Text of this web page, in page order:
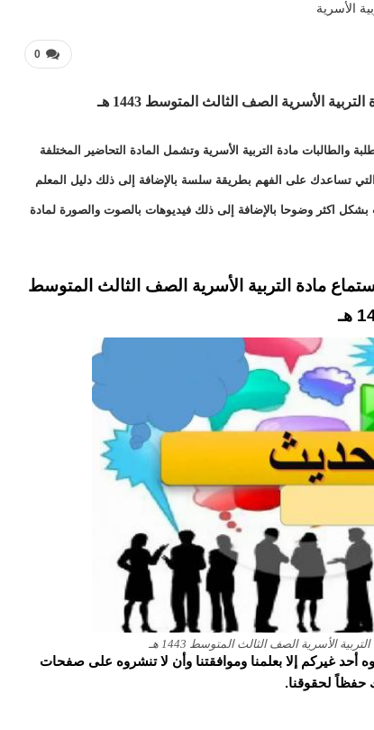
الأسرية
0
التربية الأسرية الصف الثالث المتوسط 1443 هـ
والطالبات مادة التربية الأسرية وتشمل المادة التحاضير المختلفة
التي تساعدك على الفهم بطريقة سلسة بالإضافة إلى ذلك دليل المعلم
اكثر وضوحا بالإضافة إلى ذلك فيديوهات بالصوت والصورة لمادة
مادة التربية الأسرية الصف الثالث المتوسط
هـ
الأسرية الصف الثالث المتوسط 1443 هـ
أحد غيركم إلا بعلمنا وموافقتنا وأن لا تنشروه على صفحات
حفظاً لحقوقنا.